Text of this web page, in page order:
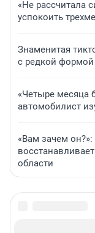
«Не рассчитала
успокоить
Знаменитая
с редкой формой
«Четыре месяца
автомобилист
«Вам зачем
области